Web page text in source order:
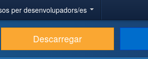
per desenvolupadors/es
Descarregar